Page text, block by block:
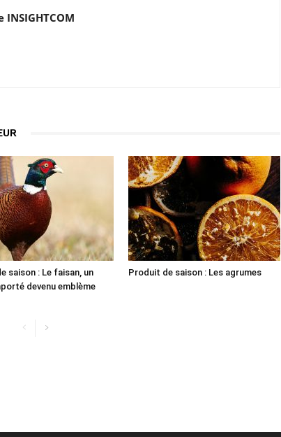
INSIGHTCOM
saison : Le faisan, un
devenu emblème
Produit de saison : Les agrumes